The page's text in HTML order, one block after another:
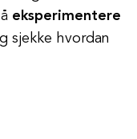
eksperimentere
sjekke hvordan